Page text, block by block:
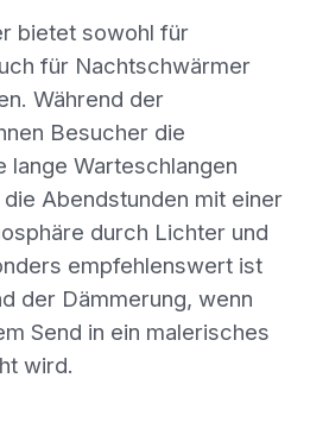
bietet sowohl für
für Nachtschwärmer
Während der
Besucher die
lange Warteschlangen
Abendstunden mit einer
durch Lichter und
empfehlenswert ist
der Dämmerung, wenn
Send in ein malerisches
wird.